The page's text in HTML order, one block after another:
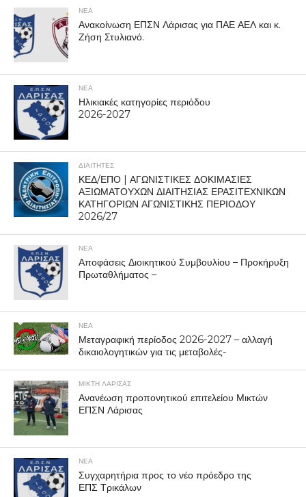
ΝΕΑ
Ανακοίνωση ΕΠΣΝ Λάρισας για ΠΑΕ ΑΕΛ και κ.
Ζήση Στυλιανό.
ΝΕΑ
Ηλικιακές κατηγορίες περιόδου
2026-2027
ΔΙΑΙΤΗΤΕΣ
ΚΕΔ/ΕΠΟ | ΑΓΩΝΙΣΤΙΚΕΣ ΔΟΚΙΜΑΣΙΕΣ
ΑΞΙΩΜΑΤΟΥΧΩΝ ΔΙΑΙΤΗΣΙΑΣ ΕΡΑΣΙΤΕΧΝΙΚΩΝ
ΚΑΤΗΓΟΡΙΩΝ ΑΓΩΝΙΣΤΙΚΗΣ ΠΕΡΙΟΔΟΥ
2026/27
ΝΕΑ
Αποφάσεις Διοικητικού Συμβουλίου – Προκήρυξη
Πρωταθλήματος –
ΝΕΑ
Μεταγραφική περίοδος 2026-2027 – αλλαγή
δικαιολογητικών για τις μεταβολές-
ΜΙΚΤΗ ΛΑΡΙΣΑΣ
Ανανέωση προπονητικού επιτελείου Μικτών
ΕΠΣΝ Λάρισας
ΝΕΑ
Συγχαρητήρια προς το νέο πρόεδρο της
ΕΠΣ Τρικάλων